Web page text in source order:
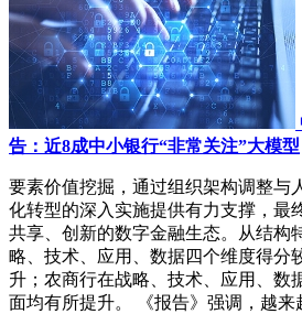
告：近8成中小银行“非常关注”大模型
要素价值挖掘，通过组织架构调整与
化转型的深入实施提供有力支撑，最
共享、创新的数字金融生态。从结构
略、技术、应用、数据四个维度得分
升；农商行在战略、技术、应用、数
面均有所提升。 《报告》强调，越来